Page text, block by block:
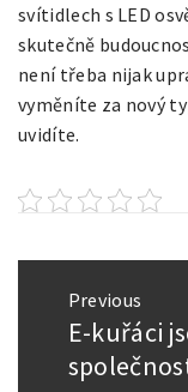
svítidlech s LED
skutečně
není třeba nijak
vyměníte za nový
uvidíte.
Navigace
pro
příspěvek
Previous
Previous
post:
E-kuřáci